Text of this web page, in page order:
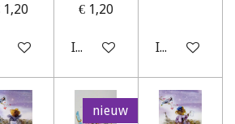
1,20 € 1,20
In winkelwagenIn
nieuw